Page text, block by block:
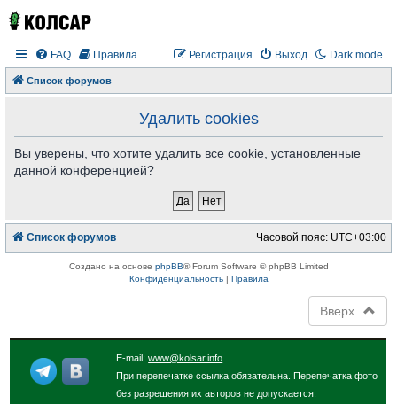
Dark mode
FAQ Правила Выход
Регистрация
Список форумов
Удалить cookies
Вы уверены, что хотите удалить все cookie, установленные
данной конференцией?
Список форумов Часовой пояс: UTC+03:00
Создано на основе phpBB® Forum Software © phpBB Limited
Конфиденциальность| Правила
Вверх
E-mail:www@kolsar.info
При перепечатке ссылка обязательна. Перепечатка фото
без разрешения их авторов не допускается.